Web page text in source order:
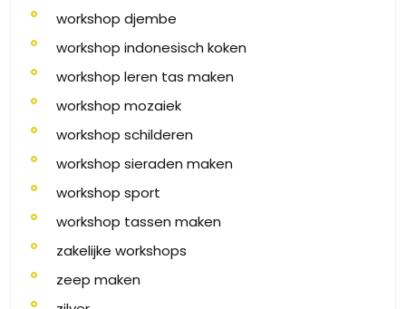
workshop djembe
workshop indonesisch koken
workshop leren tas maken
workshop mozaiek
workshop schilderen
workshop sieraden maken
workshop sport
workshop tassen maken
zakelijke workshops
zeep maken